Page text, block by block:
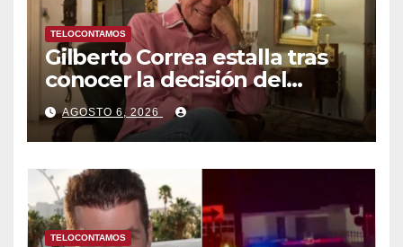
TELOCONTAMOS
Gilberto Correa estalla tras
conocer la decisión del
tribunal en su caso
AGOSTO 6, 2026
TELOCONTAMOS